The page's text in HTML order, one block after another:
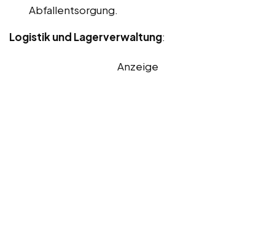
Abfallentsorgung.
Logistik und Lagerverwaltung:
Anzeige